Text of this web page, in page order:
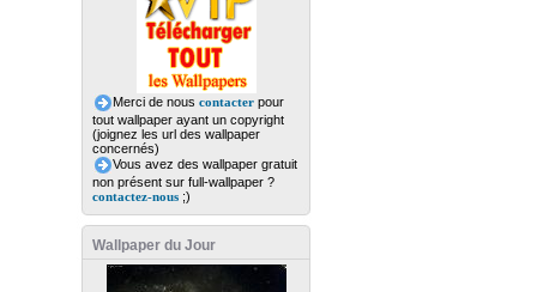
Merci de nous contacterpour
tout wallpaper ayant un copyright
(joignez les url des wallpaper
concernés)
Vous avez des wallpaper gratuit
non présent sur full-wallpaper ?
contactez-nous;)
Wallpaper du Jour